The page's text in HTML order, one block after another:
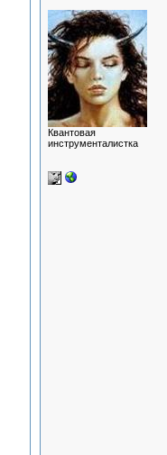
Квантовая
инструменталистка